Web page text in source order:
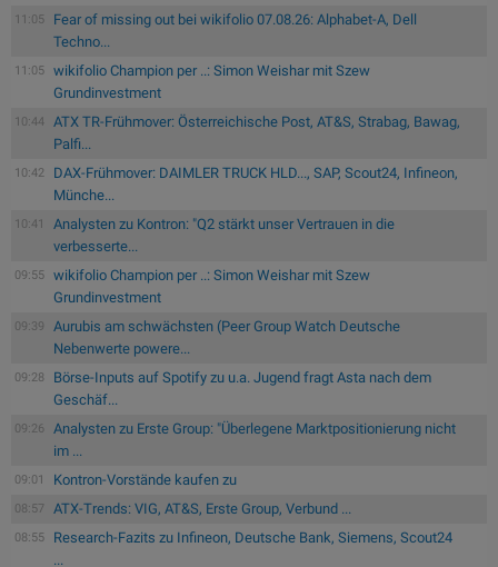
11:05
Fear of missing out bei wikifolio 07.08.26: Alphabet-A, Dell
Techno...
11:05
wikifolio Champion per ..: Simon Weishar mit Szew
Grundinvestment
10:44
ATX TR-Frühmover: Österreichische Post, AT&S, Strabag, Bawag,
Palfi...
10:42
DAX-Frühmover: DAIMLER TRUCK HLD..., SAP, Scout24, Infineon,
Münche...
10:41
Analysten zu Kontron: "Q2 stärkt unser Vertrauen in die
verbesserte...
09:55
wikifolio Champion per ..: Simon Weishar mit Szew
Grundinvestment
09:39
Aurubis am schwächsten (Peer Group Watch Deutsche
Nebenwerte powere...
09:28
Börse-Inputs auf Spotify zu u.a. Jugend fragt Asta nach dem
Geschäf...
09:26
Analysten zu Erste Group: "Überlegene Marktpositionierung nicht
im ...
09:01 Kontron-Vorstände kaufen zu
08:57 ATX-Trends: VIG, AT&S, Erste Group, Verbund ...
08:55
Research-Fazits zu Infineon, Deutsche Bank, Siemens, Scout24
...